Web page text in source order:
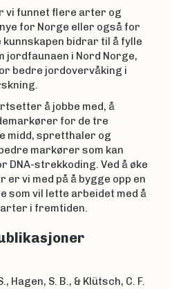
vi funnet flere arter og
for Norge eller også for
kunnskapen bidrar til å fylle
jordfaunaen i Nord Norge,
bedre jordovervåking i
å jobbe med, å
for de tre
midd, spretthaler og
markører som kan
strekkoding. Ved å øke
vi med på å bygge opp en
som vil lette arbeidet med å
i fremtiden.
Hagen, S. B., & Klütsch, C. F.